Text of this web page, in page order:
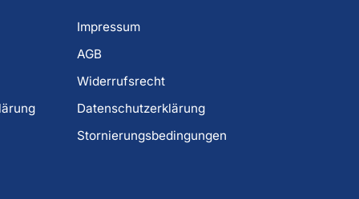
Impressum
AGB
Widerrufsrecht
Datenschutzerklärung
Stornierungsbedingungen